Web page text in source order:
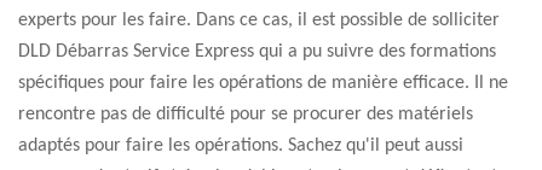
experts pour les faire. Dans ce cas, il est possible de solliciter
DLD Débarras Service Express qui a pu suivre des formations
spécifiques pour faire les opérations de manière efficace. Il ne
rencontre pas de difficulté pour se procurer des matériels
adaptés pour faire les opérations. Sachez qu'il peut aussi